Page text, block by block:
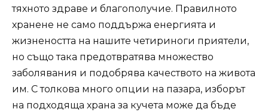
тяхното здраве и благополучие. Правилното
хранене не само поддържа енергията и
жизнеността на нашите четириноги приятели,
но също така предотвратява множество
заболявания и подобрява качеството на живота
им. С толкова много опции на пазара, изборът
на подходяща храна за кучета може да бъде